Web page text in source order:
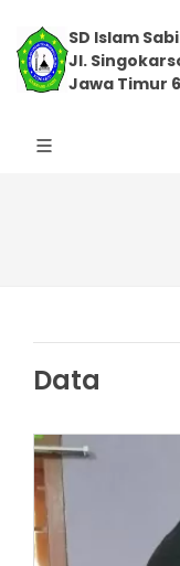
SD Islam
Jl.
Jawa Timur
Data